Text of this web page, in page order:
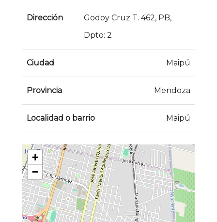
Dirección
Godoy Cruz T. 462, PB,
Dpto: 2
Ciudad Maipú
Provincia Mendoza
Localidad o barrio Maipú
+
−